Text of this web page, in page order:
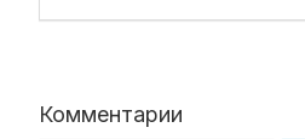
Комментарии